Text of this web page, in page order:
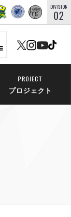
DIVISION
02
PROJECT
プロジェクト